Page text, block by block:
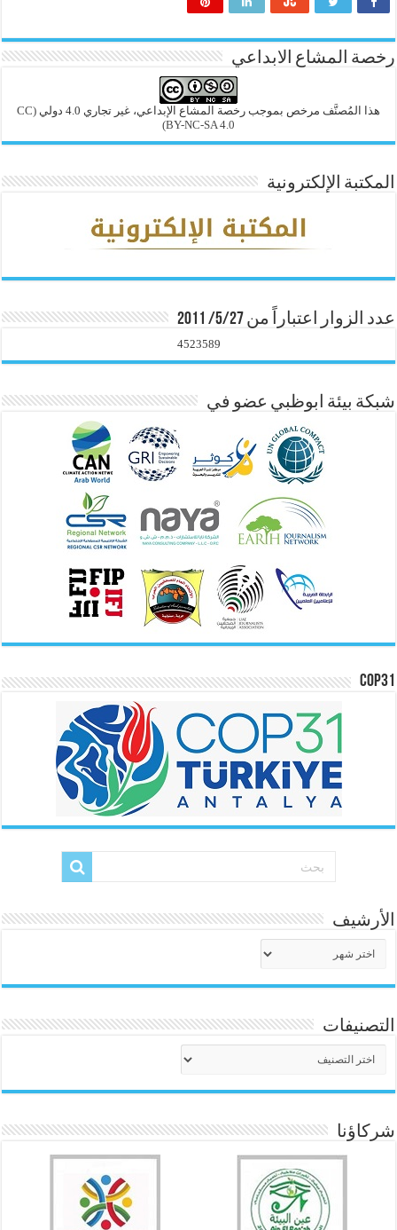
رخصة المشاع الابداعي
هذا المُصنَّف مرخص بموجب رخصة المشاع الإبداعي، غير تجاري 4.0 دولي
(CC
BY-NC-SA 4.0)
المكتبة الإلكترونية
عدد الزوار اعتباراً من 5/27/ 2011
4523589
شبكة بيئة ابوظبي عضو في
COP31
الأرشيف
التصنيفات
شركاؤنا